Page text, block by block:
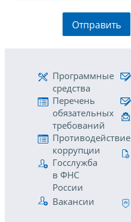
Отправить
Программные
средства
Перечень
обязательных
требований
Противодействие
коррупции
Госслужба
в ФНС
России
Вакансии